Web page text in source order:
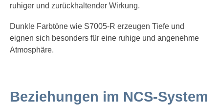
ruhiger und zurückhaltender Wirkung.
Dunkle Farbtöne wie S7005-R erzeugen Tiefe und
eignen sich besonders für eine ruhige und angenehme
Atmosphäre.
Beziehungen im NCS-System